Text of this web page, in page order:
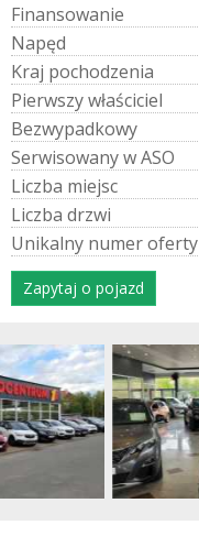
Finansowanie
Napęd
Kraj pochodzenia
Pierwszywłaściciel
Bezwypadkowy
SerwisowanywASO
Liczba miejsc
Liczba drzwi
Unikalny numeroferty
Zapytaj o pojazd